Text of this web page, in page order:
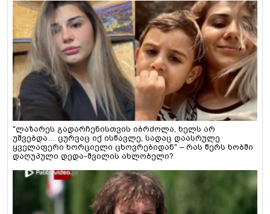
"ლაზარეს გადარჩენისთვის იბრძოლა, ხელს არ
უშვებდა… ცურვაც იქ ისწავლე, სადაც დაასრულე
ყველაფერი ხორციელი ცხოვრებიდან" – რას წერს ხობში
დაღუპული დედა-შვილის ახლობელი?